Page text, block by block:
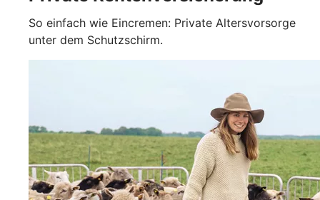
So einfach wie Eincremen: Private Altersvorsorge
unter dem Schutzschirm.